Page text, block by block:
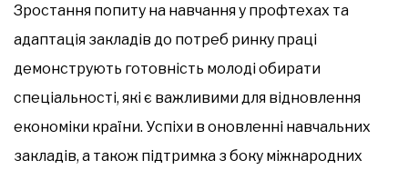
Зростання попиту на навчання у профтехах та
адаптація закладів до потреб ринку праці
демонструють готовність молоді обирати
спеціальності, які є важливими для відновлення
економіки країни. Успіхи в оновленні навчальних
закладів, а також підтримка з боку міжнародних